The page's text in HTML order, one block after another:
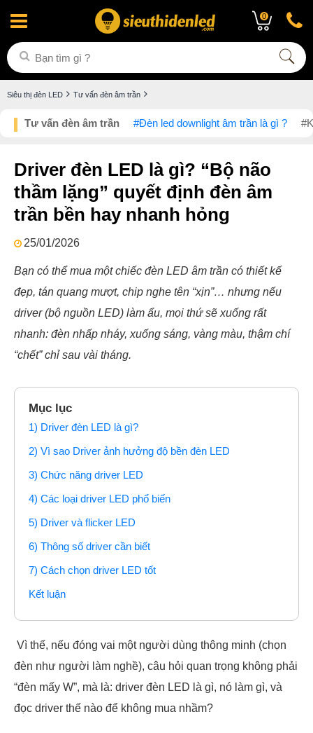
0
Siêu thị đèn LED Tư vấn đèn âm trần
Tư vấn đèn âm trần #Đèn led downlight âm trần là gì ?
Driver đèn LED là gì? “Bộ não
thầm lặng” quyết định đèn âm
trần bền hay nhanh hỏng
25/01/2026
Bạn có thể mua một chiếc đèn LED âm trần có thiết kế
đẹp, tán quang mượt, chip nghe tên “xịn”… nhưng nếu
driver (bộ nguồn LED) làm ẩu, mọi thứ sẽ xuống rất
nhanh: đèn nhấp nháy, xuống sáng, vàng màu, thậm chí
“chết” chỉ sau vài tháng.
Mục lục
1) Driver đèn LED là gì?
2) Vì sao Driver ảnh hưởng độ bền đèn LED
3) Chức năng driver LED
4) Các loại driver LED phổ biến
5) Driver và flicker LED
6) Thông số driver cần biết
7) Cách chọn driver LED tốt
Kết luận
Vì thế, nếu đóng vai một người dùng thông minh (chọn
đèn như người làm nghề), câu hỏi quan trọng không phải
“đèn mấy W”, mà là: driver đèn LED là gì, nó làm gì, và
đọc driver thế nào để không mua nhầm?